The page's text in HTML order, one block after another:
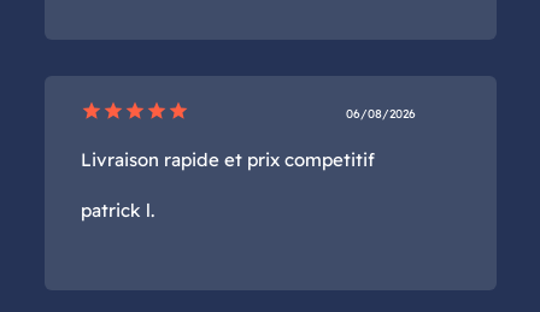
star star star star star 06/08/2026
Livraison rapide et prix competitif
patrick l.